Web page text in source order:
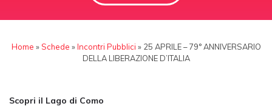
Home »Schede »Incontri Pubblici » 25 APRILE – 79° ANNIVERSARIO
DELLA LIBERAZIONE D’ITALIA
Scopri il Lago di Como